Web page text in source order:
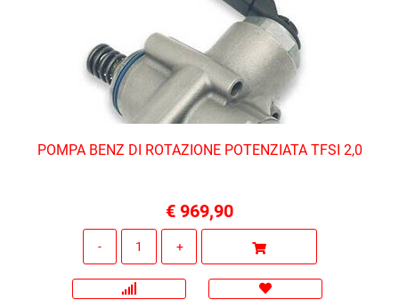
POMPA BENZ DI ROTAZIONE POTENZIATA TFSI 2,0
€ 969,90